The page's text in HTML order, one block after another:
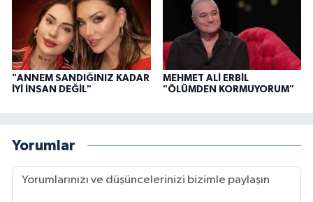
"ANNEM SANDIĞINIZ KADAR
İYİ İNSAN DEĞİL"
MEHMET ALİ ERBİL
"ÖLÜMDEN KORMUYORUM"
Yorumlar